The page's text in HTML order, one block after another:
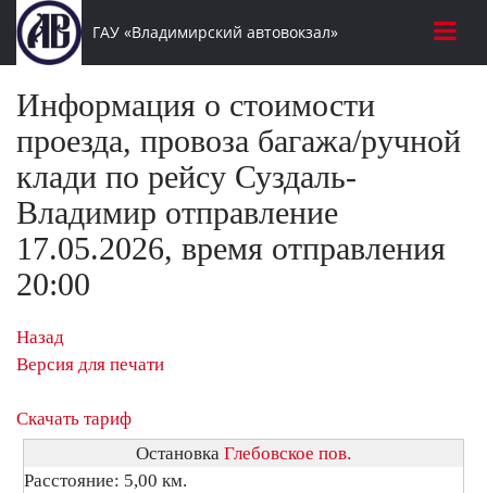
ГАУ «Владимирский автовокзал»
Информация о стоимости
проезда, провоза багажа/ручной
клади по рейсу Суздаль-
Владимир отправление
17.05.2026, время отправления
20:00
Назад
Версия для печати
Скачать тариф
Остановка Глебовское пов.
Расстояние: 5,00 км.